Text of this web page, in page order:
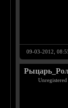
09-03-2012,
Unregistered